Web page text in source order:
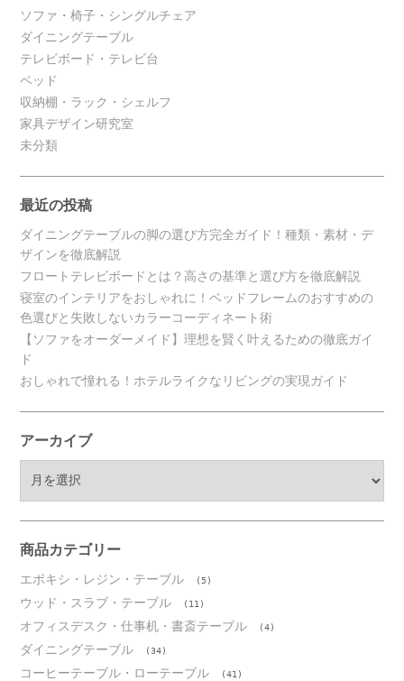
ソファ・椅子・シングルチェア
ダイニングテーブル
テレビボード・テレビ台
ベッド
収納棚・ラック・シェルフ
家具デザイン研究室
未分類
最近の投稿
ダイニングテーブルの脚の選び方完全ガイド！種類・素材・デ
ザインを徹底解説
フロートテレビボードとは？高さの基準と選び方を徹底解説
寝室のインテリアをおしゃれに！ベッドフレームのおすすめの
色選びと失敗しないカラーコーディネート術
【ソファをオーダーメイド】理想を賢く叶えるための徹底ガイ
ド
おしゃれで憧れる！ホテルライクなリビングの実現ガイド
アーカイブ
ブ
商品カテゴリー
エポキシ・レジン・テーブル (5)
ウッド・スラブ・テーブル (11)
オフィスデスク・仕事机・書斎テーブル (4)
ダイニングテーブル (34)
コーヒーテーブル・ローテーブル (41)